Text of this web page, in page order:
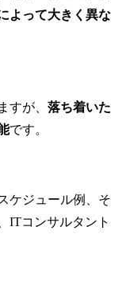
よって大きく異な
すが、 落ち着いた
です。
ケジュール例、そ
ITコンサルタント